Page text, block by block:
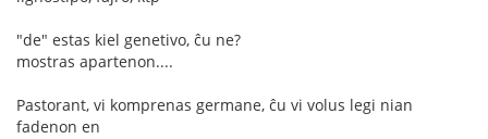
"de" estas kiel genetivo, ĉu ne?
mostras apartenon....
Pastorant, vi komprenas germane, ĉu vi volus legi nian
fadenon en